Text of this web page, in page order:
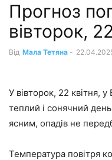
Прогноз
вівторок,
Від Мала Тетяна -
У вівторок, 22 квітня,
теплий і сонячний
ясним, опадів не
Температура повітря